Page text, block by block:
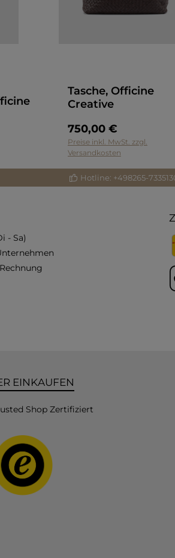
Tasche, Officine
Creative
750,00 €
Preise inkl. MwSt. zzgl.
Versandkosten
Hotline: +498265-
- Sa)
EINKAUFEN
Shop Zertifiziert